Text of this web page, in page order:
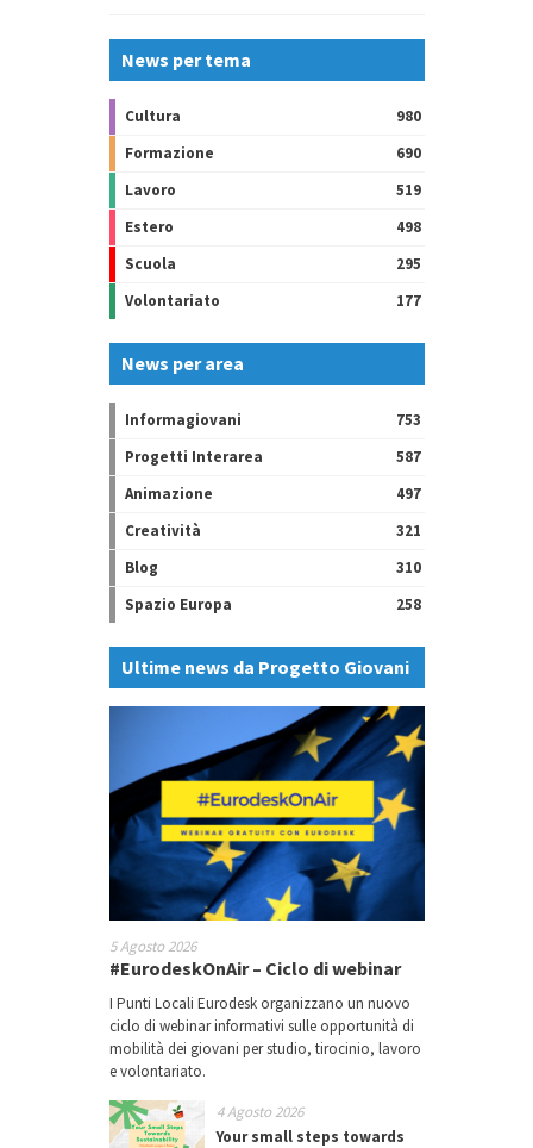
News per tema
Cultura
980
Formazione
690
Lavoro
519
Estero
498
Scuola
295
Volontariato
177
News per area
Informagiovani
753
Progetti Interarea
587
Animazione
497
Creatività
321
Blog
310
Spazio Europa
258
Ultime news da Progetto Giovani
5 Agosto 2026
#EurodeskOnAir – Ciclo di webinar
I Punti Locali Eurodesk organizzano un nuovo
ciclo di webinar informativi sulle opportunità di
mobilità dei giovani per studio, tirocinio, lavoro
e volontariato.
4 Agosto 2026
Your small steps towards